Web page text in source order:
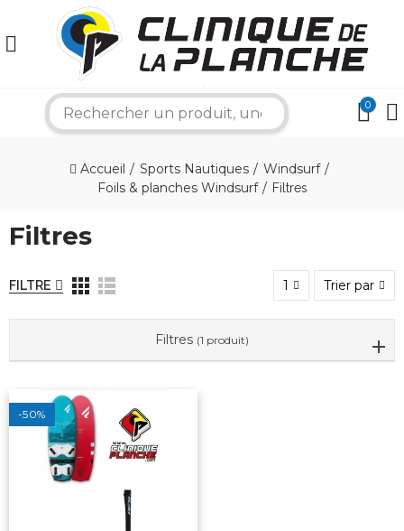
0
Accueil Sports Nautiques
Windsurf
Foils & planches Windsurf
Filtres
Filtres
FILTRE 1 Trier par
Filtres (1 produit)
-50%
Comment puis-je vous aider aujourd'hui ?